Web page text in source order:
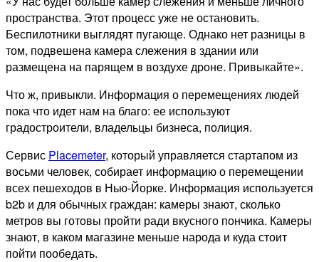
пространства. Этот процесс уже не остановить.
Беспилотники выглядят пугающе. Однако нет разницы в
том, подвешена камера слежения в здании или
размещена на парящем в воздухе дроне. Привыкайте».
Что ж, привыкли. Информация о перемещениях людей
пока что идет нам на благо: ее используют
градостроители, владельцы бизнеса, полиция.
Сервис Placemeter, который управляется стартапом из
восьми человек, собирает информацию о перемещении
всех пешеходов в Нью-Йорке. Информация используется
b2b и для обычных граждан: камеры знают, сколько
метров вы готовы пройти ради вкусного пончика. Камеры
знают, в каком магазине меньше народа и куда стоит
пойти пообедать.